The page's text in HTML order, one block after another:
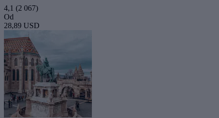
4,1 (2 067)
Od
28,89 USD